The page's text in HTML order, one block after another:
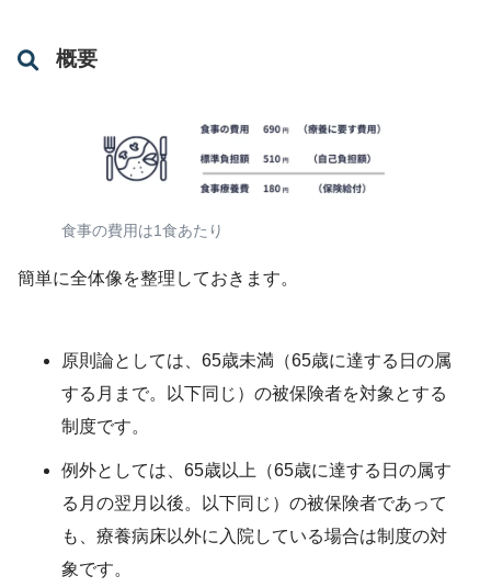
概要
食事の費用は1食あたり
簡単に全体像を整理しておきます。
原則論としては、65歳未満（65歳に達する日の属
する月まで。以下同じ）の被保険者を対象とする
制度です。
例外としては、65歳以上（65歳に達する日の属す
る月の翌月以後。以下同じ）の被保険者であって
も、療養病床以外に入院している場合は制度の対
象です。